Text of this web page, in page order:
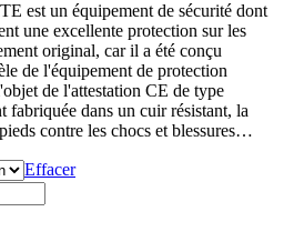
est un équipement de sécurité dont
une excellente protection sur les
original, car il a été conçu
de l'équipement de protection
de l'attestation CE de type
dans un cuir résistant, la
contre les chocs et blessures…
Effacer